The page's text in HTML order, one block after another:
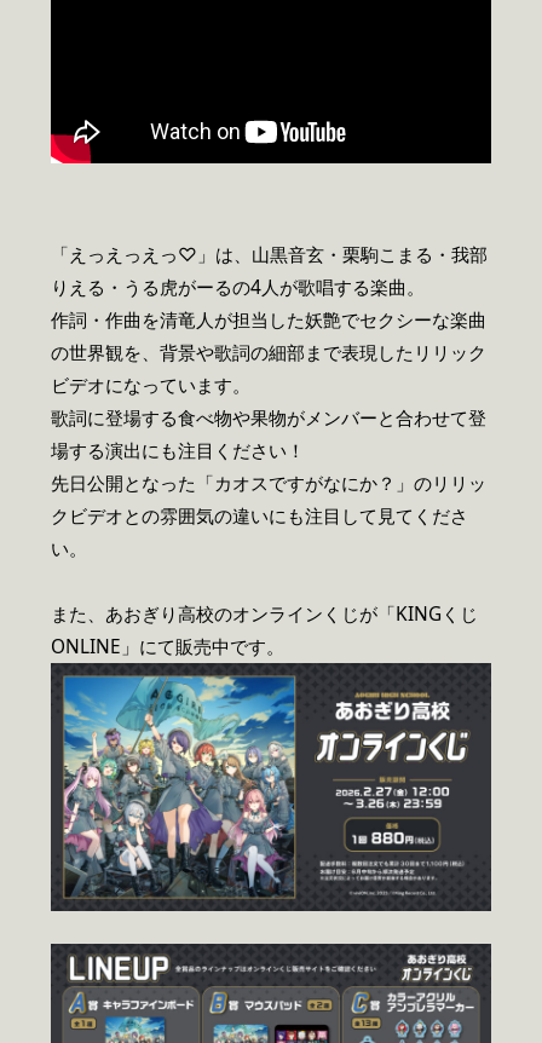
「えっえっえっ♡」は、山黒音玄・栗駒こまる・我部
りえる・うる虎がーるの4人が歌唱する楽曲。
作詞・作曲を清竜人が担当した妖艶でセクシーな楽曲
の世界観を、背景や歌詞の細部まで表現したリリック
ビデオになっています。
歌詞に登場する食べ物や果物がメンバーと合わせて登
場する演出にも注目ください！
先日公開となった「カオスですがなにか？」のリリッ
クビデオとの雰囲気の違いにも注目して見てくださ
い。
また、あおぎり高校のオンラインくじが「KINGくじ
ONLINE」にて販売中です。